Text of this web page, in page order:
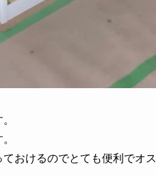
おけるのでとても便利でオス